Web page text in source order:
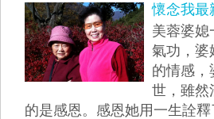
懷念我最
美蓉婆媳
氣功，婆
的情感，
世，雖然
的是感恩。感恩她用一生詮釋